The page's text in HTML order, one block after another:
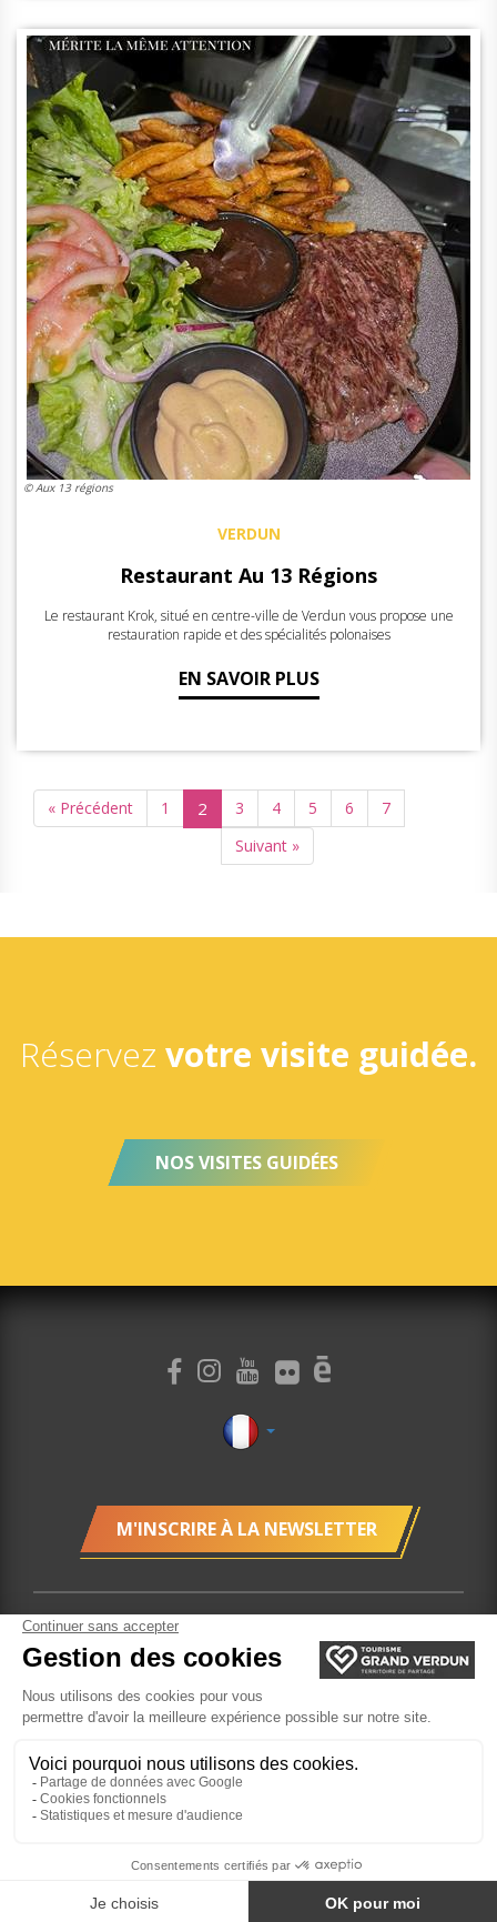
© Aux 13 régions
VERDUN
Restaurant Au 13 Régions
Le restaurant Krok, situé en centre-ville de Verdun vous propose une
restauration rapide et des spécialités polonaises
EN SAVOIR PLUS
« Précédent 1 2 3 4 5 6
7
Suivant »
Réservez votre visite guidée.
NOS VISITES GUIDÉES
M'INSCRIRE À LA NEWSLETTER
Plan du site Localisation
Gestion des cookies
Mentions légales Billetterie Site réalisé par l'Agence